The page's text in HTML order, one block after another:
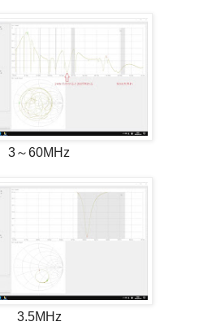
3～60MHz
3.5MHz